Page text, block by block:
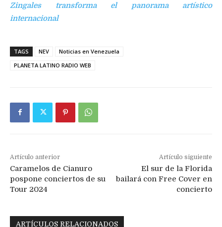
Zingales transforma el panorama artístico
internacional
TAGS NEV
Noticias en Venezuela
PLANETA LATINO RADIO WEB
Artículo anterior
Caramelos de Cianuro
pospone conciertos de su
Tour 2024
Artículo siguiente
El sur de la Florida
bailará con Free Cover en
concierto
ARTÍCULOS RELACIONADOS